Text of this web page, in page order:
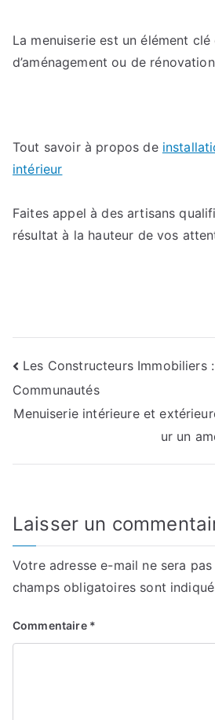
La menuiserie est un élément
d’aménagement ou de
Tout savoir à propos de
intérieur
Faites appel à des artisans
résultat à la hauteur de vos
Navigation
de
Les Constructeurs Immobiliers
Communautés
Menuiserie intérieure et
ur un
Laisser un
Votre adresse e-mail ne sera pas
champs obligatoires sont
Commentaire *